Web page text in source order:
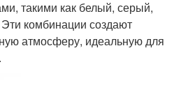
такими как белый, серый,
комбинации создают
атмосферу, идеальную для